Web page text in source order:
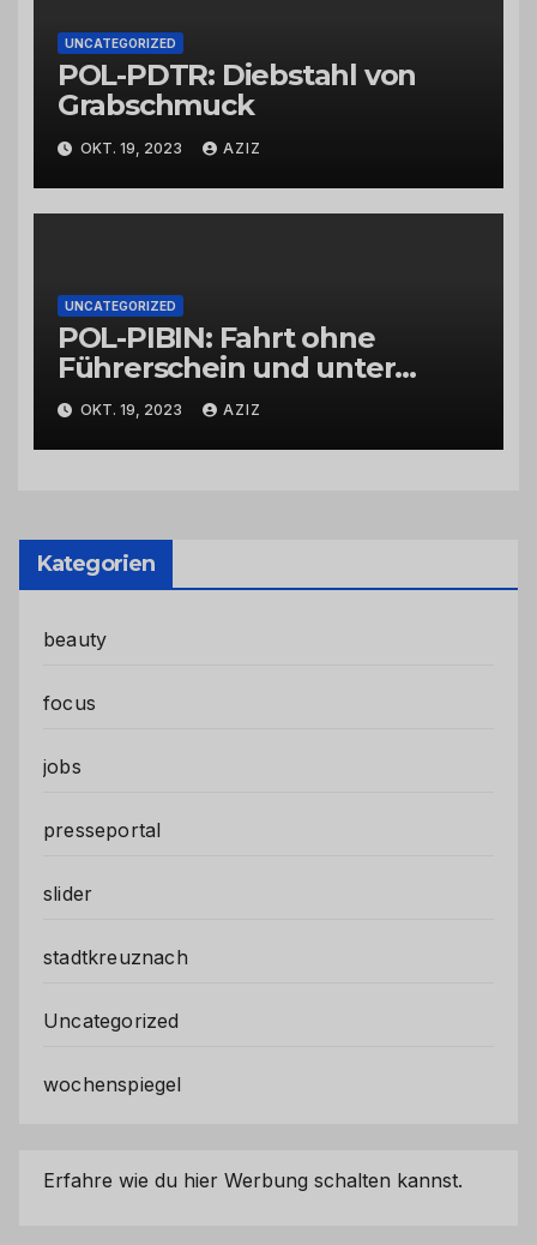
UNCATEGORIZED
POL-PDTR: Diebstahl von
Grabschmuck
OKT. 19, 2023 AZIZ
UNCATEGORIZED
POL-PIBIN: Fahrt ohne
Führerschein und unter
Einfluss von Drogen
OKT. 19, 2023 AZIZ
Kategorien
beauty
focus
jobs
presseportal
slider
stadtkreuznach
Uncategorized
wochenspiegel
Erfahre wie du hier Werbung schalten kannst.